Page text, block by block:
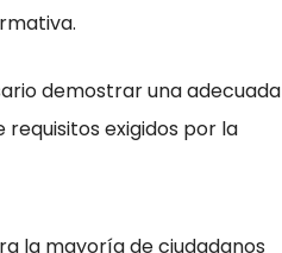
demostrar una adecuada
exigidos por la
la mayoría de ciudadanos